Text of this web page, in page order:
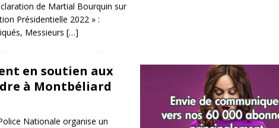
de Martial Bourquin sur
Présidentielle 2022 » :
Messieurs […]
en soutien aux
à Montbéliard
Nationale organise un